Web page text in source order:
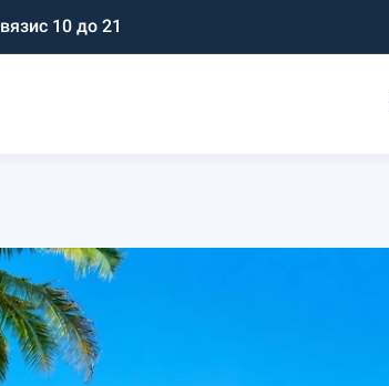
с 10 до 21